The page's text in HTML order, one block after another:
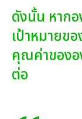
ดังนั้น หาก
เป้าหมายข
คุณค่าของอ
ต่อ